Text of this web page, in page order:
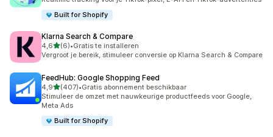
Built for Shopify
Klarna Search & Compare
4,6van 5 sterren
(6)
6 recensies in totaal
•Gratis te installeren
Vergroot je bereik, stimuleer conversie op Klarna Search & Compare
FeedHub: Google Shopping Feed
4,9van 5 sterren
(407)
407 recensies in totaal
•Gratis abonnement beschikbaar
Stimuleer de omzet met nauwkeurige productfeeds voor Google,
Meta Ads
Built for Shopify